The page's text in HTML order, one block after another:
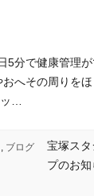
分で健康管理
へその周りを
…
, ブログ
宝塚ス
プのお